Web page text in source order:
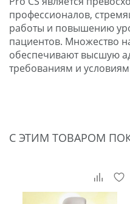
профессионалов,
работы и повышению
пациентов. Множество
обеспечивают высшую
требованиям и условиям
С ЭТИМ ТОВАРОМ